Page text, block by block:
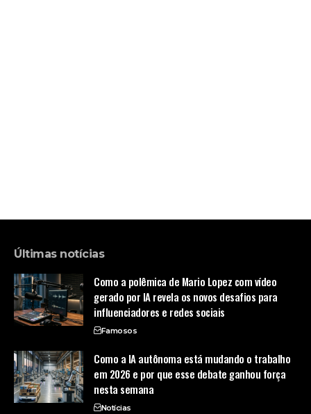
Últimas notícias
Como a polêmica de Mario Lopez com vídeo
gerado por IA revela os novos desafios para
influenciadores e redes sociais
Famosos
Como a IA autônoma está mudando o trabalho
em 2026 e por que esse debate ganhou força
nesta semana
Notícias